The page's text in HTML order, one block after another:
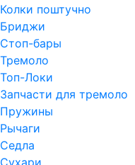
Колки поштучно
Бриджи
Стоп-бары
Тремоло
Топ-Локи
Запчасти для тремоло
Пружины
Рычаги
Седла
Сухари